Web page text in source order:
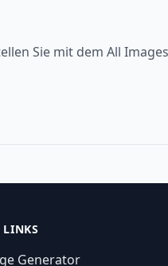
Sie mit dem All
Generator